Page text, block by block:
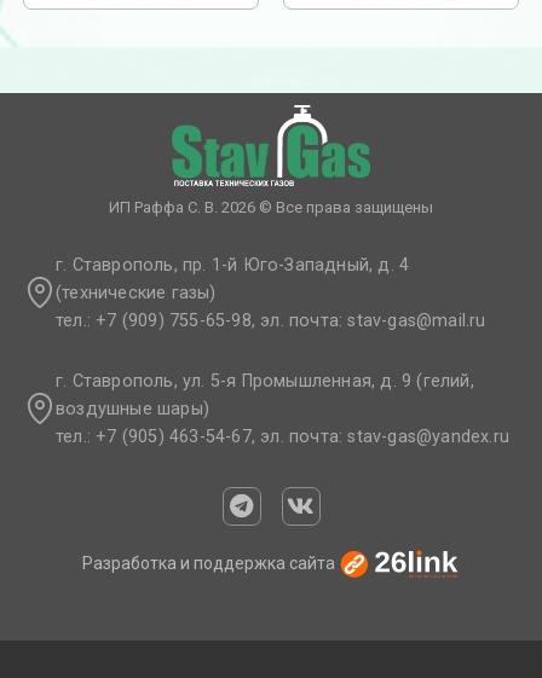
ИП Раффа С. В. 2026 © Все права защищены
г. Ставрополь, пр. 1-й Юго-Западный, д. 4
(технические газы)
тел.: +7 (909) 755-65-98, эл. почта: stav-gas@mail.ru​
г. Ставрополь, ул. 5-я Промышленная, д. 9 (гелий,
воздушные шары)
тел.: +7 (905) 463-54-67, эл. почта: stav-gas@yandex.ru​
Разработка и поддержка сайта